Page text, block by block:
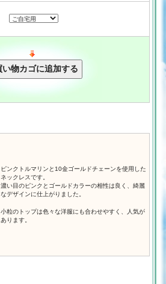
ピンクトルマリンと10金ゴールドチェーンを使用した
ネックレスです。
濃い目のピンクとゴールドカラーの相性は良く、綺麗
なデザインに仕上がりました。
小粒のトップは色々な洋服にも合わせやすく、人気が
あります。